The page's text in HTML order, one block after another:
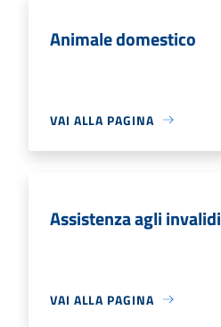
Animale domestico
VAI ALLA PAGINA
Assistenza agli invalidi
VAI ALLA PAGINA